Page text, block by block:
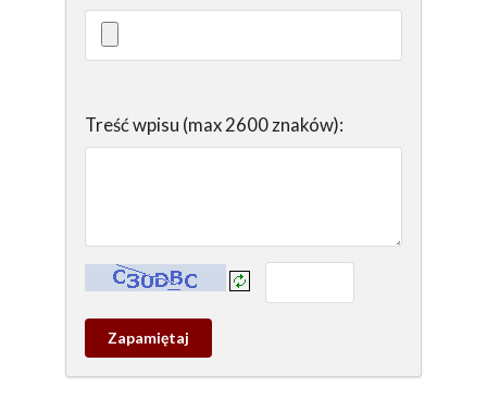
Treść wpisu (max 2600 znaków):
Kontrola - wprowadź tekst z obrazka:
Zapamietaj
wpis